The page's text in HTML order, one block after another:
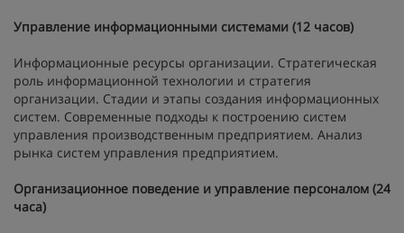
Управление информационными системами (12 часов)
Информационные ресурсы организации. Стратегическая
роль информационной технологии и стратегия
организации. Стадии и этапы создания информационных
систем. Современные подходы к построению систем
управления производственным предприятием. Анализ
рынка систем управления предприятием.
Организационное поведение и управление персоналом (24
часа)